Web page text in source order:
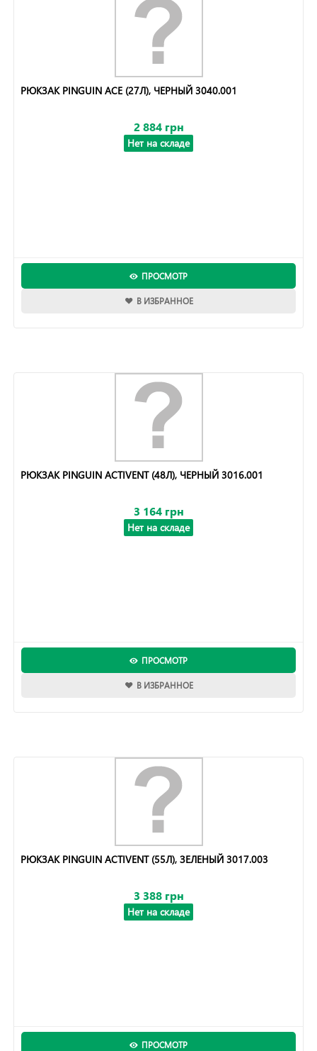
РЮКЗАК PINGUIN ACE (27Л), ЧЕРНЫЙ 3040.001
2 884 грн
Нет на складе
ПРОСМОТР
В ИЗБРАННОЕ
РЮКЗАК PINGUIN ACTIVENT (48Л), ЧЕРНЫЙ 3016.001
3 164 грн
Нет на складе
ПРОСМОТР
В ИЗБРАННОЕ
РЮКЗАК PINGUIN ACTIVENT (55Л), ЗЕЛЕНЫЙ 3017.003
3 388 грн
Нет на складе
ПРОСМОТР